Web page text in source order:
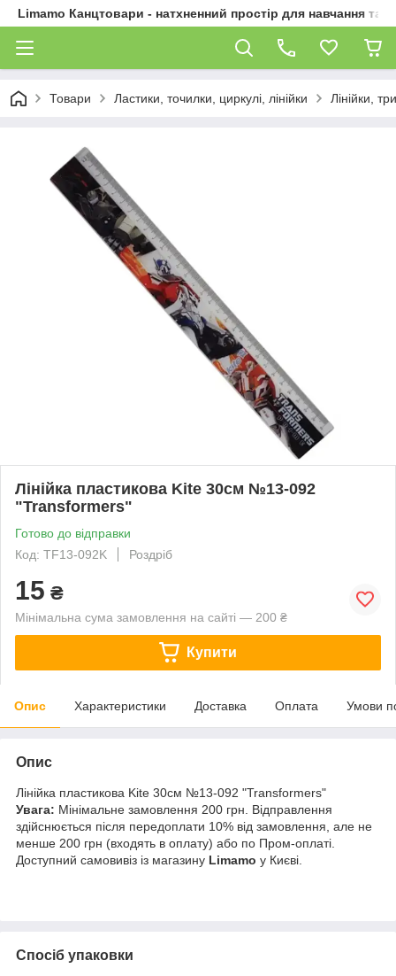
Limamo Канцтовари - натхненний простір для навчання та
Товари Ластики, точилки, циркулі, лінійки Лінійки,
Лінійка пластикова Kite 30см №13-092
"Transformers"
Готово до відправки
Код: TF13-092K
Роздріб
15 ₴
Мінімальна сума замовлення на сайті — 200 ₴
Купити
Опис Характеристики Доставка Оплата Умови
Опис
Лінійка пластикова Kite 30см №13-092 "Transformers"
Увага: Мінімальне замовлення 200 грн. Відправлення
здійснюється після передоплати 10% від замовлення, але не
менше 200 грн (входять в оплату) або по Пром-оплаті.
Доступний самовивіз із магазину Limamo у Києві.
Спосіб упаковки